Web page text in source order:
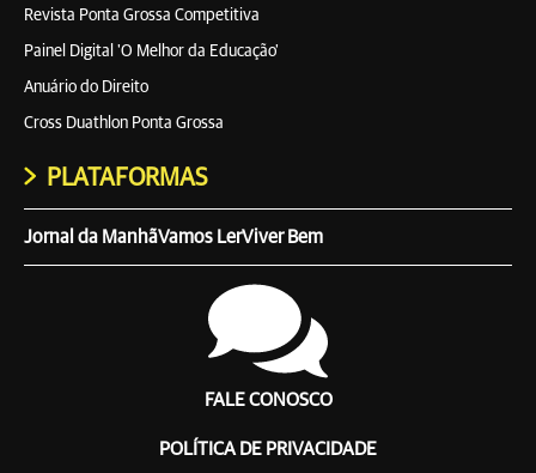
Revista Ponta Grossa Competitiva
Painel Digital 'O Melhor da Educação'
Anuário do Direito
Cross Duathlon Ponta Grossa
PLATAFORMAS
Jornal da ManhãVamos LerViver Bem
FALE CONOSCO
POLÍTICA DE PRIVACIDADE